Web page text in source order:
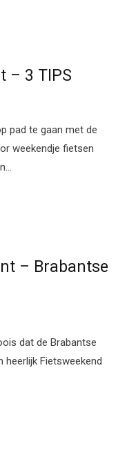
– 3 TIPS
pad te gaan met de
weekendje fietsen
– Brabantse
dat de Brabantse
heerlijk Fietsweekend